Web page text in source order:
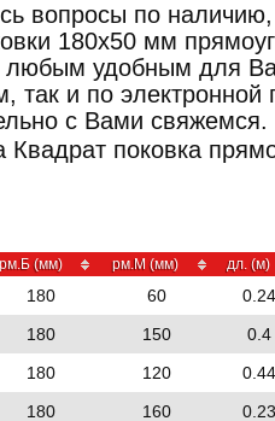
вопросы по
180x50 мм
удобным для
так и по электронной
с Вами свяжемся.
Квадрат поковка
(мм) рм.М (мм) дл. (м)
180 60
0.24
180 150
0.4
180 120
0.44
180 160 0.23